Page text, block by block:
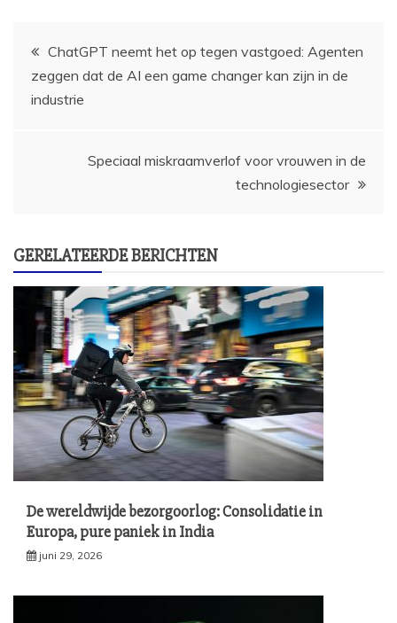
Bericht
navigatie
ChatGPT neemt het op tegen vastgoed: Agenten
zeggen dat de AI een game changer kan zijn in de
industrie
Speciaal miskraamverlof voor vrouwen in de
technologiesector
GERELATEERDE BERICHTEN
De wereldwijde bezorgoorlog: Consolidatie in
Europa, pure paniek in India
juni 29, 2026